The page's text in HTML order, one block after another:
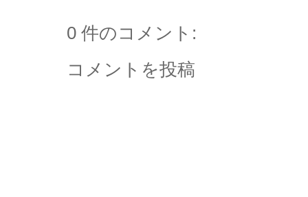
0 件のコメント:
コメントを投稿